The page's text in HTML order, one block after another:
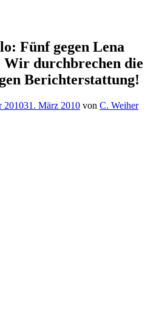
Fünf gegen Lena
durchbrechen die
Berichterstattung!
201031. März 2010 von C. Weiher